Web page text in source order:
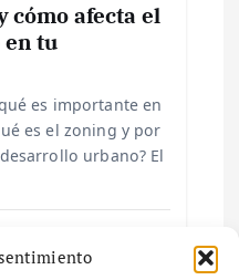
cómo afecta el
tu
es importante en
es el zoning y por
urbano? El